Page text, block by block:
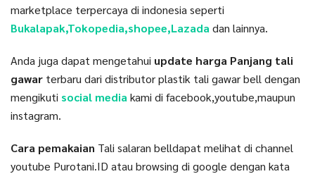
marketplace terpercaya di indonesia seperti
Bukalapak,Tokopedia,shopee,Lazada dan lainnya.
Anda juga dapat mengetahui update harga Panjang tali
gawar terbaru dari distributor plastik tali gawar bell dengan
mengikuti social media kami di facebook,youtube,maupun
instagram.
Cara pemakaian Tali salaran belldapat melihat di channel
youtube Purotani.ID atau browsing di google dengan kata